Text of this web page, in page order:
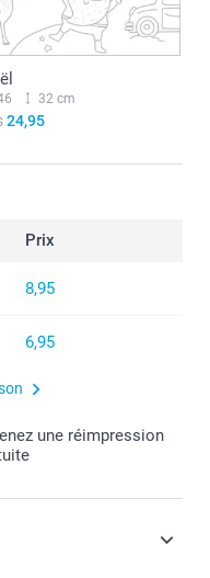
32 cm
24,95
Prix
8,95
6,95
une réimpression